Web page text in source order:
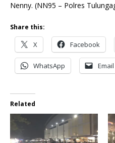
Nenny. (NN95 – Polres
Share this:
X Facebook
WhatsApp Email
Related